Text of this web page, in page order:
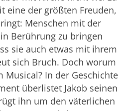
eine der größten Freuden,
Menschen mit der
Berührung zu bringen
sie auch etwas mit ihrem
sich Bruch. Doch worum
Musical? In der Geschichte
überlistet Jakob seinen
ihn um den väterlichen